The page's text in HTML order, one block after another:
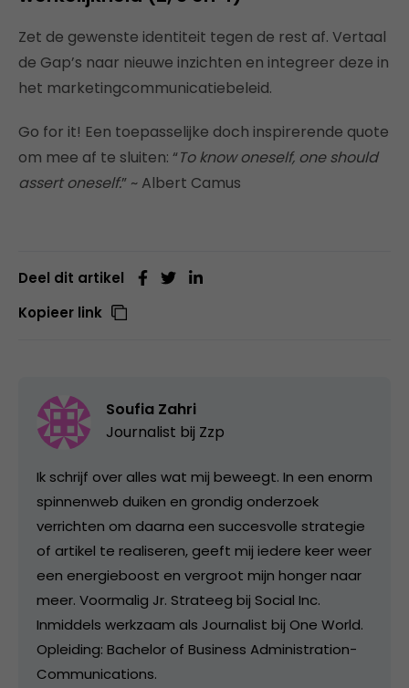
Zet de gewenste identiteit tegen de rest af. Vertaal
de Gap’s naar nieuwe inzichten en integreer deze in
het marketingcommunicatiebeleid.
Go for it! Een toepasselijke doch inspirerende quote
om mee af te sluiten: “To know oneself, one should
assert oneself.” ~ Albert Camus
Deel dit artikel
Kopieer link
Soufia Zahri
Journalist bij Zzp
Ik schrijf over alles wat mij beweegt. In een enorm
spinnenweb duiken en grondig onderzoek
verrichten om daarna een succesvolle strategie
of artikel te realiseren, geeft mij iedere keer weer
een energieboost en vergroot mijn honger naar
meer. Voormalig Jr. Strateeg bij Social Inc.
Inmiddels werkzaam als Journalist bij One World.
Opleiding: Bachelor of Business Administration-
Communications.